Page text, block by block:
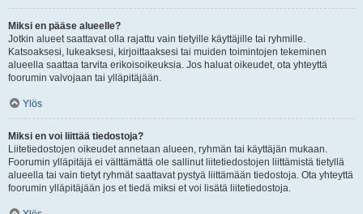
Miksi en pääse alueelle?
Jotkin alueet saattavat olla rajattu vain tietyille käyttäjille tai ryhmille.
Katsoaksesi, lukeaksesi, kirjoittaaksesi tai muiden toimintojen tekeminen
alueella saattaa tarvita erikoisoikeuksia. Jos haluat oikeudet, ota yhteyttä
foorumin valvojaan tai ylläpitäjään.
Ylös
Miksi en voi liittää tiedostoja?
Liitetiedostojen oikeudet annetaan alueen, ryhmän tai käyttäjän mukaan.
Foorumin ylläpitäjä ei välttämättä ole sallinut liitetiedostojen liittämistä tietyllä
alueella tai vain tietyt ryhmät saattavat pystyä liittämään tiedostoja. Ota yhteyttä
foorumin ylläpitäjään jos et tiedä miksi et voi lisätä liitetiedostoja.